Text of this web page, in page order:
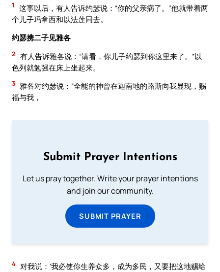
1
这事以后，有人告诉约瑟说：“你的父亲病了。”他就带着两
个儿子玛拿西和以法莲同去。
约瑟携二子见雅各
2 有人告诉雅各说：“请看，你儿子约瑟到你这里来了。”以
色列就勉强在床上坐起来。
3 雅各对约瑟说：“全能的神曾在迦南地的路斯向我显现，赐
福与我，
Submit Prayer Intentions
Let us pray together. Write your prayer intentions
and join our community.
SUBMIT PRAYER
4 对我说：‘我必使你生养众多，成为多民，又要把这地赐给